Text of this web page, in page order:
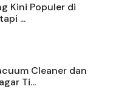
Kini Populer di
...
Cleaner dan
Ti...